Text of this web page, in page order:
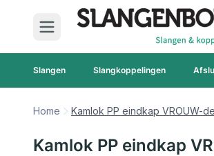
Ga naar de inhoud
Slangen Slangkoppelingen
Home Kamlok PP eindkap VROUW-
Kamlok PP eindkap